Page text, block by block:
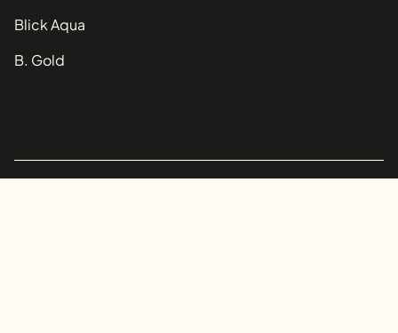
Blick Aqua
B. Gold